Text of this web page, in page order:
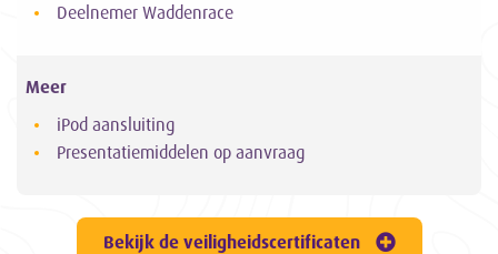
Deelnemer Waddenrace
Meer
iPod aansluiting
Presentatiemiddelen op aanvraag
Bekijk de veiligheidscertificaten